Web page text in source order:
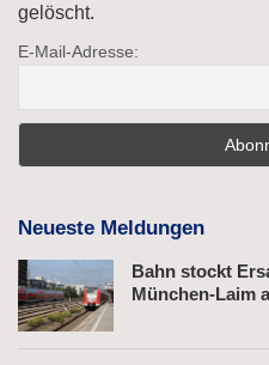
gelöscht.
E-Mail-Adresse:
Neueste Meldungen
Bahn stockt
München-Laim